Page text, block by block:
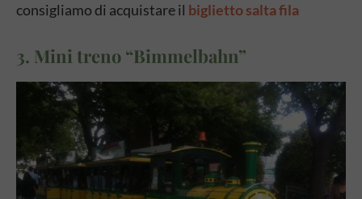
consigliamo di acquistare il biglietto salta fila
3. Mini treno “Bimmelbahn”